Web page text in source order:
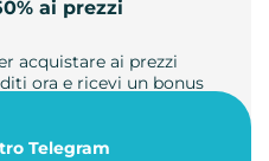
ai prezzi
acquistare ai prezzi
ora e ricevi un bonus
Telegram